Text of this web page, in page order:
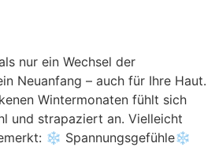
nur ein Wechsel der
Neuanfang – auch für Ihre Haut.
Wintermonaten fühlt sich
und strapaziert an. Vielleicht
❄️ Spannungsgefühle❄️